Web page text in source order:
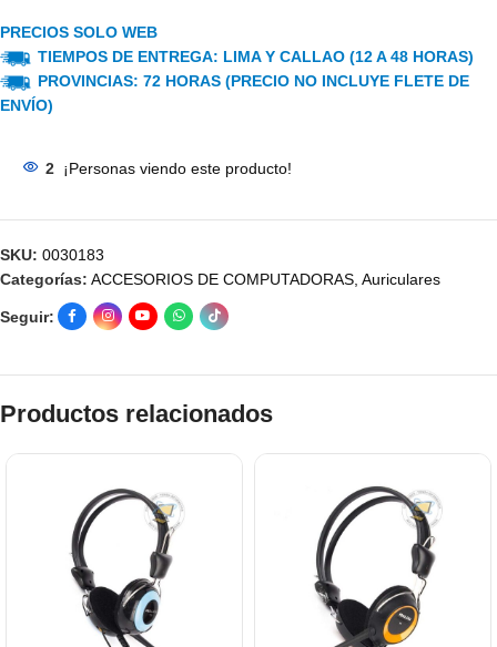
PRECIOS SOLO WEB
TIEMPOS DE ENTREGA: LIMA Y CALLAO (12 A 48 HORAS)
PROVINCIAS: 72 HORAS (PRECIO NO INCLUYE FLETE DE
ENVÍO)
2 ¡Personas viendo este producto!
SKU: 0030183
Categorías: ACCESORIOS DE COMPUTADORAS, Auriculares
Seguir:
Productos relacionados